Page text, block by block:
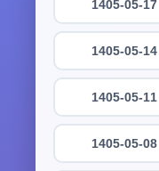
1405-05-17
1405-05-14
1405-05-11
1405-05-08